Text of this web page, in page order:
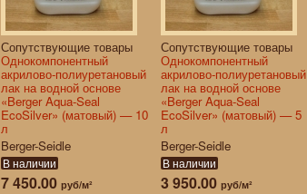
Сопутствующие товары
Однокомпонентный
акрилово-полиуретановый
лак на водной основе
«Berger Aqua-Seal
EcoSilver» (матовый) — 10
л
Berger-Seidle
В наличии
7 450.00 руб/м²
Сопутствующие товары
Однокомпонентный
акрилово-полиуретановый
лак на водной основе
«Berger Aqua-Seal
EcoSilver» (матовый) — 5
л
Berger-Seidle
В наличии
3 950.00 руб/м²